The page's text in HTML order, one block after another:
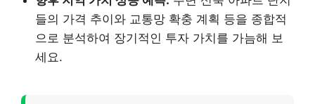
들의 가격 추이와 교통망 확충 계획 등을 종합적
으로 분석하여 장기적인 투자 가치를 가늠해 보
세요.